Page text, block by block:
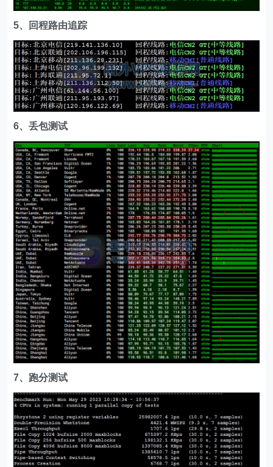
5、回程路由追踪
6、丢包测试
7、跑分测试